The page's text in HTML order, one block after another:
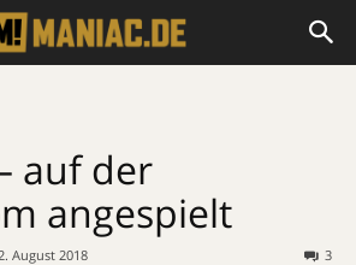
auf der
angespielt
August 2018 3